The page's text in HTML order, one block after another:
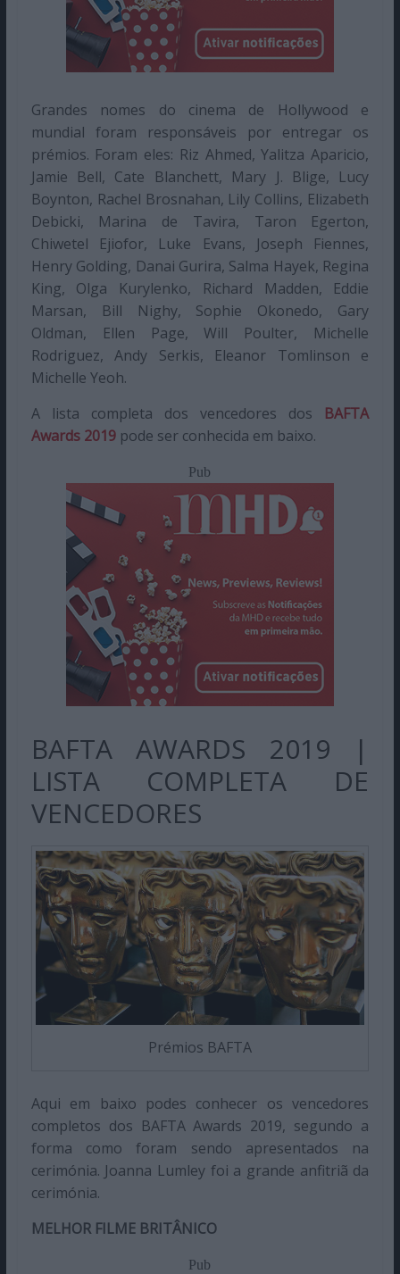
Grandes nomes do cinema de Hollywood e
mundial foram responsáveis por entregar os
prémios. Foram eles: Riz Ahmed, Yalitza Aparicio,
Jamie Bell, Cate Blanchett, Mary J. Blige, Lucy
Boynton, Rachel Brosnahan, Lily Collins, Elizabeth
Debicki, Marina de Tavira, Taron Egerton,
Chiwetel Ejiofor, Luke Evans, Joseph Fiennes,
Henry Golding, Danai Gurira, Salma Hayek, Regina
King, Olga Kurylenko, Richard Madden, Eddie
Marsan, Bill Nighy, Sophie Okonedo, Gary
Oldman, Ellen Page, Will Poulter, Michelle
Rodriguez, Andy Serkis, Eleanor Tomlinson e
Michelle Yeoh.
A lista completa dos vencedores dos BAFTA
Awards 2019pode ser conhecida em baixo.
Pub
BAFTA AWARDS 2019 |
LISTA COMPLETA DE
VENCEDORES
Prémios BAFTA
Aqui em baixo podes conhecer os vencedores
completos dos BAFTA Awards 2019, segundo a
forma como foram sendo apresentados na
cerimónia. Joanna Lumley foi a grande anfitriã da
cerimónia.
MELHOR FILME BRITÂNICO
Pub